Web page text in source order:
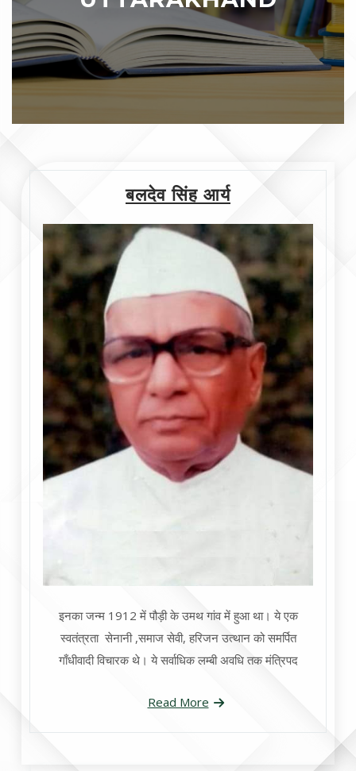
बलदेव सिंह आर्य
इनका जन्म 1912 में पौड़ी के उमथ गांव में हुआ था। ये एक
स्वतंत्रता सेनानी ,समाज सेवी, हरिजन उत्थान को समर्पित
गाँधीवादी विचारक थे। ये सर्वाधिक लम्बी अवधि तक मंत्रिपद
Read More